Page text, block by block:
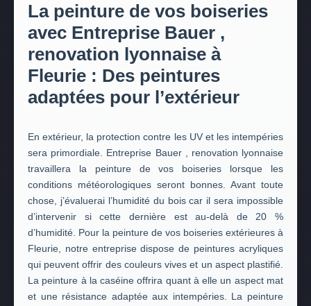
La peinture de vos boiseries
avec Entreprise Bauer ,
renovation lyonnaise à
Fleurie : Des peintures
adaptées pour l’extérieur
En extérieur, la protection contre les UV et les intempéries
sera primordiale. Entreprise Bauer , renovation lyonnaise
travaillera la peinture de vos boiseries lorsque les
conditions météorologiques seront bonnes. Avant toute
chose, j’évaluerai l’humidité du bois car il sera impossible
d’intervenir si cette dernière est au-delà de 20 %
d’humidité. Pour la peinture de vos boiseries extérieures à
Fleurie, notre entreprise dispose de peintures acryliques
qui peuvent offrir des couleurs vives et un aspect plastifié.
La peinture à la caséine offrira quant à elle un aspect mat
et une résistance adaptée aux intempéries. La peinture